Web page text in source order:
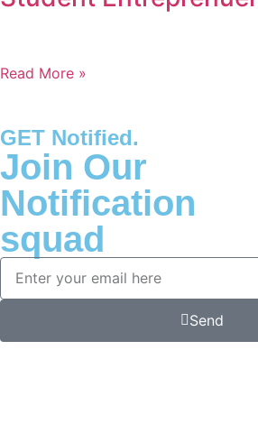
Read More »
GET Notified.
Join Our
Notification
squad
Send